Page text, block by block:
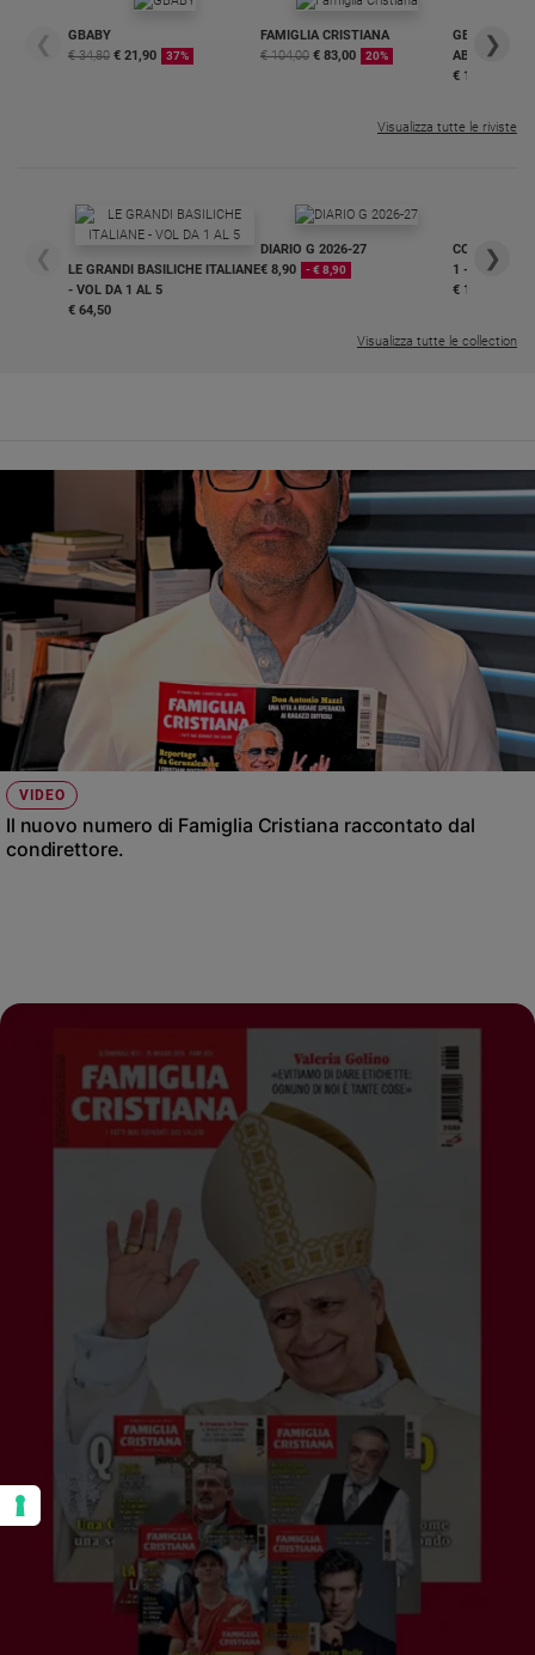
❮
GBABY
€ 34,80 € 21,90 37%
FAMIGLIA CRISTIANA
€ 104,00 € 83,00 20%
GBABY
€ 16,99
❯
Visualizza tutte le riviste
❮
LE GRANDI BASILICHE ITALIANE
- VOL DA 1 AL 5
€ 64,50
DIARIO G 2026-27
€ 8,90
- € 8,90
COLLANA
1 - 2
€ 18,50
❯
Visualizza tutte le collection
VIDEO
Il nuovo numero di Famiglia Cristiana raccontato dal
condirettore.